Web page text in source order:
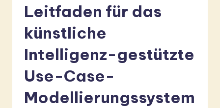
Leitfaden für das
künstliche
Intelligenz-gestützte
Use-Case-
Modellierungssystem